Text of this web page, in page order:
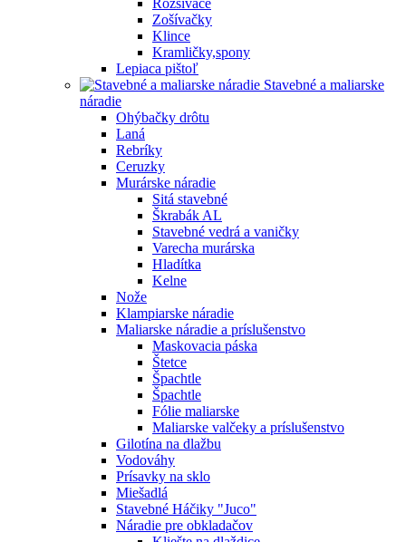
Zošívačky
Klince
Kramličky,spony
Lepiaca pištoľ
Stavebné a maliarske
náradie
Ohýbačky drôtu
Laná
Rebríky
Ceruzky
Murárske náradie
Sitá stavebné
Škrabák AL
Stavebné vedrá a vaničky
Varecha murárska
Hladítka
Kelne
Nože
Klampiarske náradie
Maliarske náradie a príslušenstvo
Maskovacia páska
Štetce
Špachtle
Špachtle
Fólie maliarske
Maliarske valčeky a príslušenstvo
Gilotína na dlažbu
Vodováhy
Prísavky na sklo
Miešadlá
Stavebné Háčiky "Juco"
Náradie pre obkladačov